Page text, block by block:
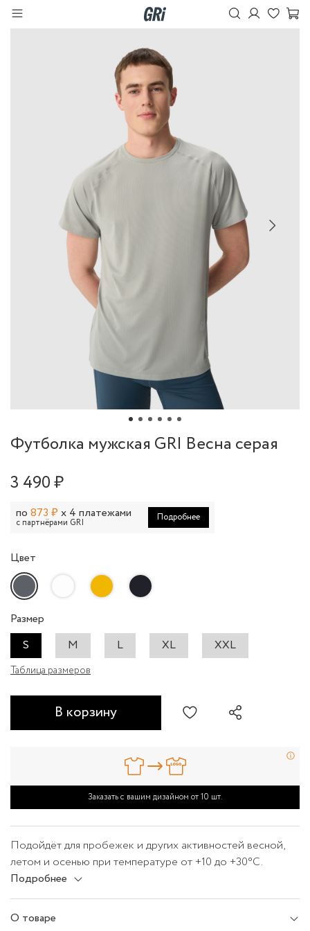
Футболка мужская GRI Весна серая
3 490 ₽
по 873 ₽ x 4 платежами
с партнёрами GRI Подробнее
Цвет
Размер
S
M L XL XXL
Таблица размеров
В корзину
Заказать с вашим дизайном от 10 шт.
Подойдёт для пробежек и других активностей весной,
летом и осенью при температуре от +10 до +30°C.
Футболка сшита из дышащей ткани с влагоотводящей
пропиткой QuickDry® для быстрого высыхания. В
зависимости от погоды футболку можно носить без
Подробнее
О товаре